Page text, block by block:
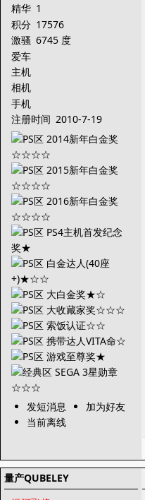
精华 1
积分 17576
激骚 6745 度
爱车
主机
相机
手机
注册时间 2010-7-19
发短消息
加为好友
当前离线
量产QUBELEY